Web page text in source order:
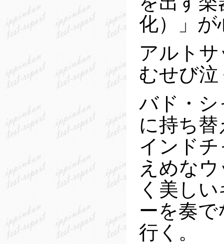
化）」が
アルト
むせび泣
バド・
に持ち
インド
えめな
く美し
ーを奏
行く。